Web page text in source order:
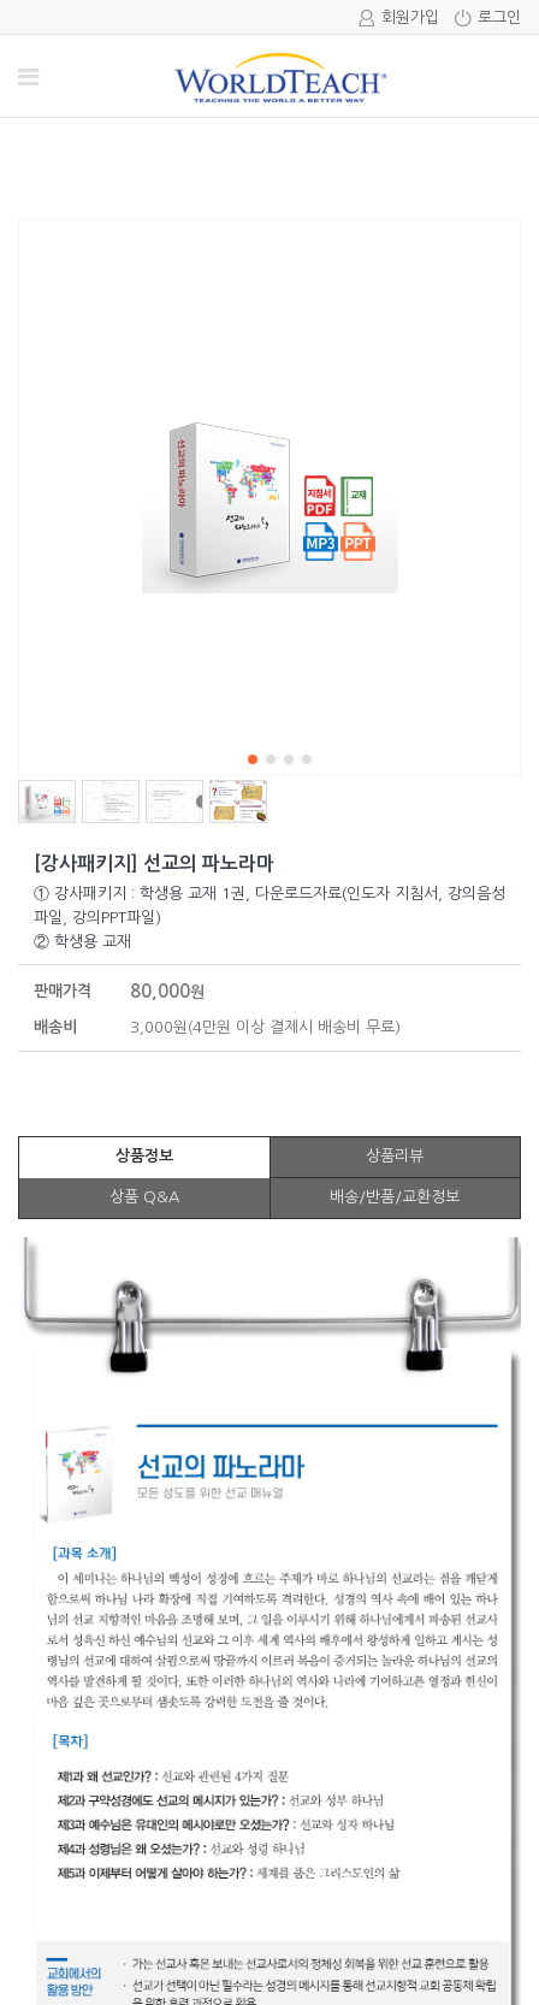
로그인
회원가입
[강사패키지] 선교의 파노라마
① 강사패키지 : 학생용 교재 1권, 다운로드자료(인도자 지침서, 강의음성
파일, 강의PPT파일)
② 학생용 교재
판매가격 80,000원
배송비 3,000원(4만원 이상 결제시 배송비 무료)
상품정보 상품리뷰
상품 Q&A 배송/반품/교환정보